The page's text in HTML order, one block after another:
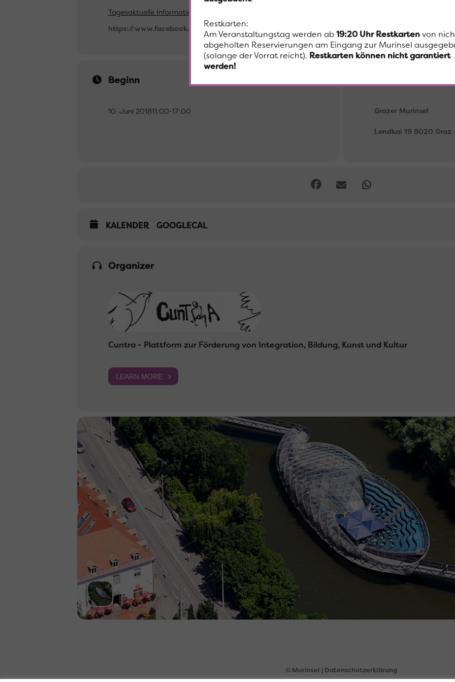
Tagesaktuelle Information:
https://www.facebook.com/MURFESTIVAL/
Beginn
10. Juni 201811:00-17:00 Grazer Murinsel
Lendkai 19 8020 Graz
KALENDER GOOGLECAL
Organizer
Cuntra - Plattform zur Förderung von Integration, Bildung, Kunst und Kultur
LEARN MORE
© Murinsel | Datenschutzerklärung
Restkarten:
Am Veranstaltungstag werden ab19:20 UhrRestkartenvon
abgeholten Reservierungen am Eingang zur Murinsel
(solange der Vorrat reicht). Restkarten können nicht garantiert
werden!